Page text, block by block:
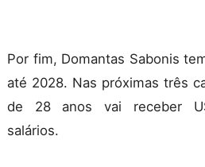
Por fim, Domantas Sabonis
até 2028. Nas próximas três
de 28 anos vai receber
salários.